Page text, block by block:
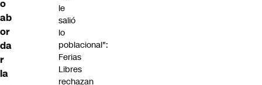
o
ab
or
da
r
la
le
salió
lo
poblacional":
Ferias
Libres
rechazan